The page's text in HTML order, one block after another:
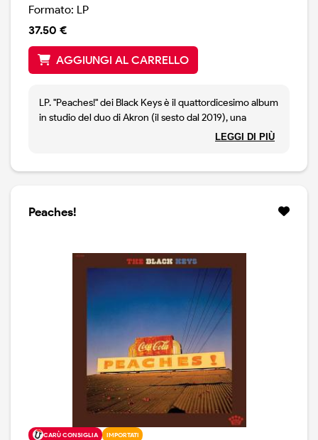
Formato: LP
37.50 €
AGGIUNGI AL CARRELLO
LP. "Peaches!" dei Black Keys è il quattordicesimo album
in studio del duo di Akron (il sesto dal 2019), una
raccolta di 10 brani viscerali e grezzi descritta dal
stessa stanza con poche sovraincisioni, ed è il primo
abitudine di Auerbach e del compagno di band Patrick
Carney di collezionare dischi, che negli ultimi anni è
degenerata in una serie continua di feste da ballo
"Record Hang DJ-set", dove suonano 45 giri vintage
per piste da ballo affollate nei locali più cool di tutto il
mondo. La copertina di "Peaches!" si basa su
un'immagine iconica del fotografo di Memphis William
Eggleston e segna il ritorno del fratello di Patrick,
Michael Carney, che ha curato la direzione artistica.
Edizione limitata in vinile colorato e con adesivo
"strofina e annusa" alla fragranza di pesca.
LEGGI DI PIÙ
Peaches!
CARÙ CONSIGLIA IMPORTATI